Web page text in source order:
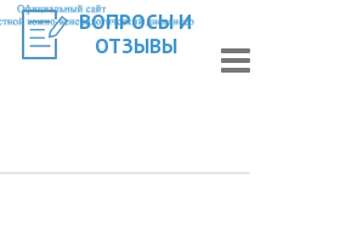
ВОПРОСЫ И
ОТЗЫВЫ